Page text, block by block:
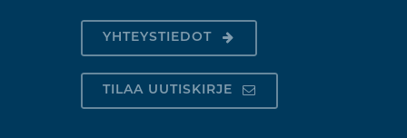
YHTEYSTIEDOT
TILAA UUTISKIRJE